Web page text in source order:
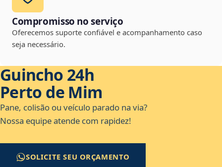
Compromisso no serviço
Oferecemos suporte confiável e acompanhamento caso
seja necessário.
Guincho 24h
Perto de Mim
Pane, colisão ou veículo parado na via?
Nossa equipe atende com rapidez!
SOLICITE SEU ORÇAMENTO